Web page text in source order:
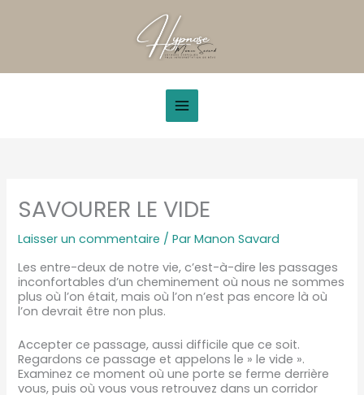
SAVOURER LE VIDE
Laisser un commentaire / ParManon Savard
Les entre-deux de notre vie, c’est-à-dire les passages
inconfortables d’un cheminement où nous ne sommes
plus où l’on était, mais où l’on n’est pas encore là où
l’on devrait être non plus.
Accepter ce passage, aussi difficile que ce soit.
Regardons ce passage et appelons le » le vide ».
Examinez ce moment où une porte se ferme derrière
vous, puis où vous vous retrouvez dans un corridor